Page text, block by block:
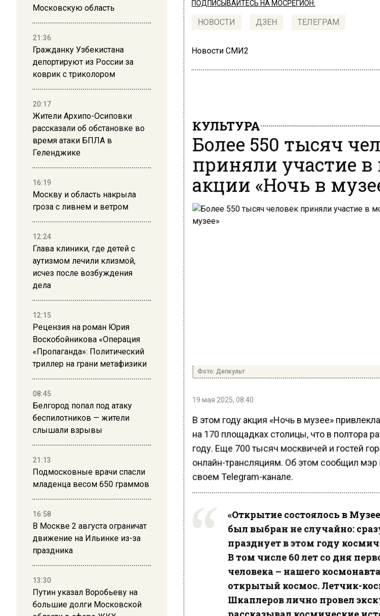
Московскую область
21:36
Гражданку Узбекистана
депортируют из России за
коврик с триколором
20:17
Жители Архипо-Осиповки
рассказали об обстановке во
время атаки БПЛА в
Геленджике
16:19
Москву и область накрыла
гроза с ливнем и ветром
12:24
Глава клиники, где детей с
аутизмом лечили клизмой,
исчез после возбуждения
дела
12:15
Рецензия на роман Юрия
Воскобойникова «Операция
«Пропаганда»: Политический
триллер на грани метафизики
08:45
Белгород попал под атаку
беспилотников — жители
слышали взрывы
21:13
Подмосковные врачи спасли
младенца весом 650 граммов
16:58
В Москве 2 августа ограничат
движение на Ильинке из-за
праздника
13:30
Путин указал Воробьеву на
большие долги Московской
ПОДПИСЫВАЙТЕСЬ НА МОСРЕГИОН:
НОВОСТИ ДЗЕН ТЕЛЕГРАМ
Новости СМИ2
КУЛЬТУРА
Более 550 тысяч
приняли участие в
акции «Ночь в
Фото: Депкульт
19 мая 2025, 08:40
В этом году акция «Ночь в музее»
на 170 площадках столицы, что в полтора
году. Еще 700 тысяч москвичей и гостей
онлайн-трансляциям. Об этом сообщил
своем Telegram-канале.
«Открытие состоялось в
был выбран не случайно:
празднует в этом году
В том числе 60 лет со дня
человека – нашего
открытый космос. Летчик-
Шкаплеров лично провел